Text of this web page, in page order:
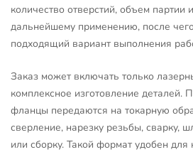
количество отверстий, объем партии
дальнейшему применению, после
подходящий вариант выполнения
Заказ может включать только
комплексное изготовление деталей.
фланцы передаются на токарную
сверление, нарезку резьбы, сварку,
или сборку. Такой формат удобен для